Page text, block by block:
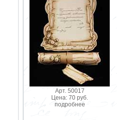
Арт. 50017
Цена: 70 руб.
подробнее